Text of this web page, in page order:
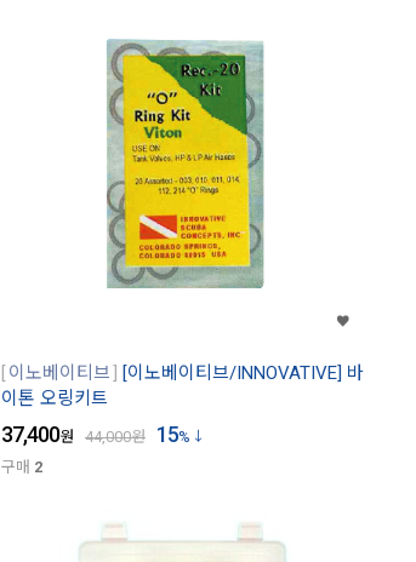
이노베이티브
[이노베이티브/INNOVATIVE] 바
이톤 오링키트
37,400원 44,000원 15%
구매 2